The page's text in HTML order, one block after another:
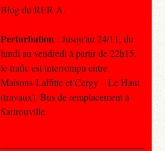
Blog du RER A.
Perturbation : Jusqu'au 24/11, du
lundi au vendredi à partir de 22h15,
le trafic est interrompu entre
Maisons-Laffitte et Cergy – Le Haut
(travaux). Bus de remplacement à
Sartrouville.